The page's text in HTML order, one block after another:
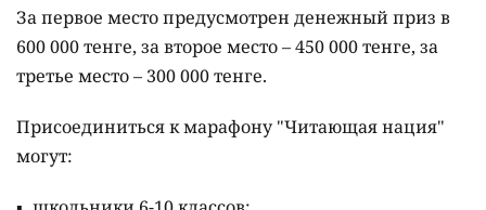
За первое место предусмотрен денежный приз в
600 000 тенге, за второе место – 450 000 тенге, за
третье место – 300 000 тенге.
Присоединиться к марафону "Читающая нация"
могут: